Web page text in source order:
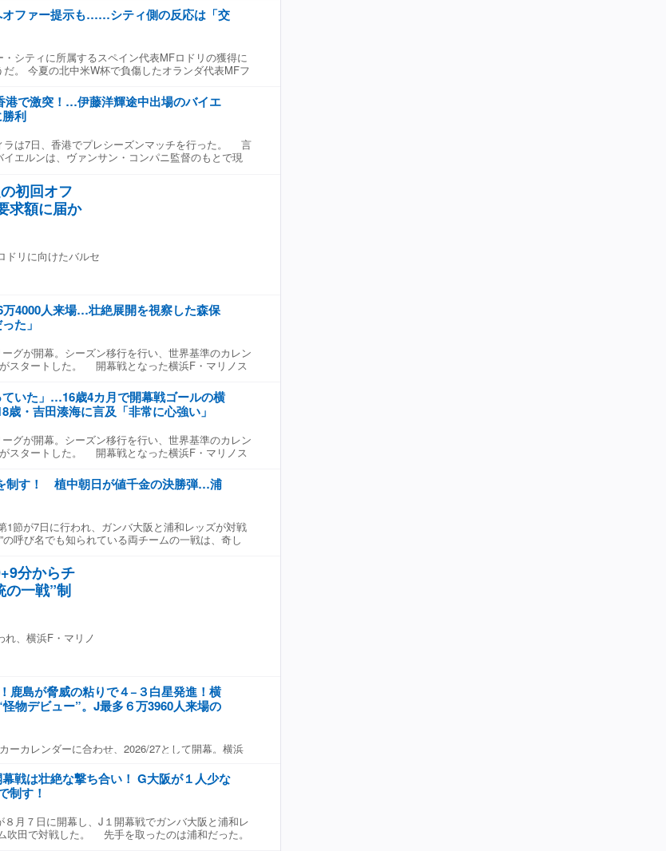
夏に退団したアーセナル時代以来、１年ぶりのプ
、「プレーするのが楽しみです。このクラブは2シ
るなど、良い時期を迎えています。まさに僕が望ん
発表した。 これで、今季のプレミアでプレーす
ール）、三笘薫（ブライトン）、田中碧（リー
坂元達裕（コベントリー）、前田大然（イプスウ
ピールした冨安は、世界最高峰の舞台で再び実力
ダイジェストWeb編集部 【動画】一足早くパレス
オファー提示も……シティ側の反応は「交
シティに所属するスペイン代表MFロドリの獲得に
。 今夏の北中米W杯で負傷したオランダ代表MFフ
合意に至ったとも報じられていたロドリに関心を
有力視されていたロドリだが、現在はバルセロナ
る。そのなかで、イギリス『The Athletic』によれ
約82億円）＋ボーナス500万ユーロ（約9億1000万
提示したようだ。 しかし、シティはこの金額が交渉
考えており、実質的な交渉は行われていないとみ
識しているようだ。 シティとの現行契約が2027年
にはスペイン代表のW杯の優勝にも貢献した同選
ような形で決着するのだろうか。
港で激突！…伊藤洋輝途中出場のバイエ
利
ラは7日、香港でプレシーズンマッチを行った。 言
エルンは、ヴァンサン・コンパニ監督のもとで現
ウナイ・エメリ監督就任5年目を迎えたアストン・
プレミアリーグを4位で終え、ヨーロッパリーグ
から主導権を握ったバイエルンは、攻め込みなが
にいたが、37分に先制に成功。敵陣左サイドでフ
アストン・ヴィラはなかなか相手ゴール前まで攻
点リードで終了した。 後半に入り両チームが次々
ンは63分に伊藤洋輝を投入する。74分、途中出場
中央からゴール右隅へミドルシュートを突き刺
はアストン・ヴィラが追加点のチャンスを作った
ーブもあり追いつけず。試合は2−1で終了した。
ストン・ヴィラ 【得点者】 1−0 37分 キム・ミ
分 ルイス・ディアス（バイエルン） 2−1 83分
ヴィラ）
初回オフ
求額に届か
ドリに向けたバルセ
4000人来場…壮絶展開を視察した森保
た」
グが開幕。シーズン移行を行い、世界基準のカレン
スタートした。 開幕戦となった横浜F・マリノス
島が怒涛の攻撃を見せると、後半アディショナル
4で鹿島が開幕戦を制することとなった。 試合
森保一監督が囲み取材に応じ、開幕戦について
ハラハラドキドキ、興奮しまくりの、素晴らしい
め、多くのゴールが生まれたゲームを楽しんだとい
試合。選手たちは足を攣る場面なども見られた
まで準備してきたことを思い切って全力をぶつけ
戦い抜くという、出し切っていいプレイを見せよ
だった」と、選手たちのパフォーマンスを評価。
た鹿島の鬼木透監督についても「何回も試合終盤
というのを見てきましたけど、鬼木監督のまくりは
ち切る力に感心していた。 FIFAワールドカップ
える観客が足を運んだ。「ワールドカップからまた
でプレイする選手が色んな思考を、刺激を受けて、
もそうありたいっていうアグレッシブさが出たの
らないのか』っていうプレイをしていただく、や
準でイメージを持ってプレイを続けるジャッジを
と、レフェリングについても世界を見据えたもの
幕セレモニーなどの演出にも刺激を受けたという
いうことと、ッカー以外でも楽しいことがいっぱ
していただいてる」と振り返り、多くの人が熱狂
せることができたことは良かったとした。 【動
ーグが“新開幕”！ 初めての「秋春制シーズン」が
）、吉田 湊海（18歳） 新時代を象徴する若手2人
Japanのライブパフォーマンスを配信！ 🏆明治
Japan (@DAZN_JPN) August 7, 2026
いた」…16歳4カ月で開幕戦ゴールの横
・吉田湊海に言及「非常に心強い」
グが開幕。シーズン移行を行い、世界基準のカレン
スタートした。 開幕戦となった横浜F・マリノス
島が怒涛の攻撃を見せると、後半アディショナル
4で鹿島が開幕戦を制することとなった。 新シー
浜FMのMF三井寺眞。16歳4カ月5日の開幕戦スタ
自身のデビュー戦で先制ゴールを奪った。鹿島も
ど、若い選手がピッチに。視察に訪れていた日本代
ってましたけど、10代の選手もチームの戦力にな
たなと思いました」と、パフォーマンスを評価。
っていうことを、思い切って出し切って、同世代
だぞ』っていうことを示してくれた」と、若い選
に心強かった」と、日本代表の選考に向けても、
。 9月から新たな日本代表として活動が始まる中
「気持ちとしては呼んだ方がいいと思う」とコメ
んの前で自信を持って観ていただきたいなと」と、
、「話題と実力というところを含めて、見極めな
い」と、選手選考についても悩みが増えるとし
月で決めた開幕戦ゴール！ あまりにも鮮烈...‼️ J1
三井寺眞が鮮烈デビュー弾🔥 森本貴幸さんの15歳
のゴールを決める⚽️ ※ハーフタイムにTravis Japanの
🏆明治安田J1リーグ第1節 🆚横浜FM×鹿島 🆓DAZN
sWXOklm5X0— DAZN Japan
制す！ 植中朝日が値千金の決勝弾…浦
1節が7日に行われ、ガンバ大阪と浦和レッズが対戦
呼び名でも知られている両チームの一戦は、奇し
た両チームはいずれも新体制。G大阪はレジェンド
は“闘将”貴裁監督を招へいした。初陣を白星で飾
はどちらのチームになるだろうか。 拮抗した展
のは17分。浦和が中盤で細かくボールを繋ぎ、G大
ると、小森飛絢がヘディングシュートを叩き込ん
してマテウス・サヴィオがボールとは関係のない
しまい、22分に2枚目のイエローカードが提示され
ネットを揺らし、試合を振り出しに戻した。 さ
クで浦和の守備陣を左右に揺さぶると、岸本武流の
がボックス手前右で右足を一振り。ダイレクトで
ニアを撃ち抜き、G大阪が前半のうちに逆転し
を追う浦和が猛攻を仕掛ける。ボックス内中央で
シュートを放つも、1本目はクロスバーを叩き、直後
が、今度は左ポストに嫌われる。一方のG大阪は57
にチャンスが訪れたが、GK西川の好セーブに阻ま
浦和は右サイドのスペースに抜け出した渡邊凌磨
なダイビングヘッドで合わせて試合を振り出しに戻
ドをえぐり、マイナスの折り返しに古巣対戦の南野
分からチ
一戦”制
、横浜F・マリノ
鹿島が脅威の粘りで４−３白星発進！横
物デビュー”。J最多６万3960人来場の
ーカレンダーに合わせ、2026/27として開幕。横浜
のクロスを三井寺眞が押し込み、横浜FMが幸先良
５日で、J１開幕戦史上最年少で出場。そして森本
歴代２位の若さでゴールまで奪ってみせた。 た
直後の11分、小川諒也が蹴ったFKにレオ・セアラ
る。 同点に追いつかれたマリノスだが、18分に三
植田直通を手玉に取り、天野純にパス。天野は鋭
戦は壮絶な撃ち合い！ G大阪が１人少な
制す！
月７日に開幕し、J１開幕戦でガンバ大阪と浦和レ
吹田で対戦した。 先手を取ったのは浦和だった。